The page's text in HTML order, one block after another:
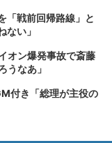
「戦前回帰路線」と
い」
オン爆発事故で斎藤
うなあ」
付き「総理が主役の